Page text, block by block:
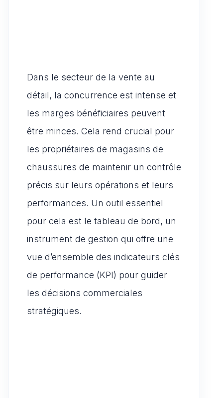
Dans le secteur de la vente au
détail, la concurrence est intense et
les marges bénéficiaires peuvent
être minces. Cela rend crucial pour
les propriétaires de magasins de
chaussures de maintenir un contrôle
précis sur leurs opérations et leurs
performances. Un outil essentiel
pour cela est le tableau de bord, un
instrument de gestion qui offre une
vue d’ensemble des indicateurs clés
de performance (KPI) pour guider
les décisions commerciales
stratégiques.